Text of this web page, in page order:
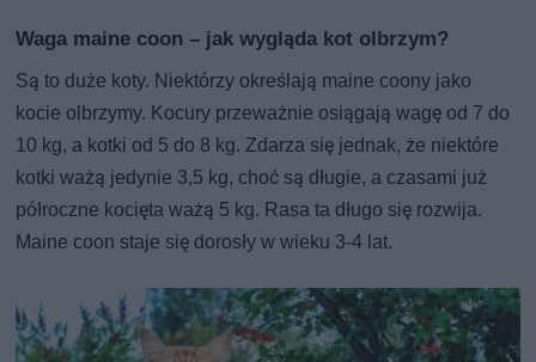
Waga maine coon – jak wygląda kot olbrzym?
Są to duże koty. Niektórzy określają maine coony jako
kocie olbrzymy. Kocury przeważnie osiągają wagę od 7 do
10 kg, a kotki od 5 do 8 kg. Zdarza się jednak, że niektóre
kotki ważą jedynie 3,5 kg, choć są długie, a czasami już
półroczne kocięta ważą 5 kg. Rasa ta długo się rozwija.
Maine coon staje się dorosły w wieku 3-4 lat.